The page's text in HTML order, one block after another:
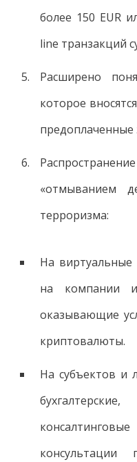
более 150 EUR
line транзакций
Расширено
которое
предоплаченные
«отмыванием
терроризма:
На
на компании
оказывающие
криптовалюты.
На субъектов и